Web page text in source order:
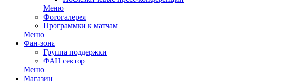
Меню
Фотогалерея
Программки к матчам
Меню
Фан-зона
Группа поддержки
ФАН сектор
Меню
Магазин